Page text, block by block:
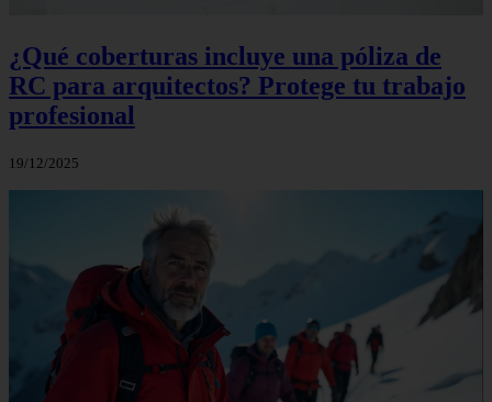
¿Qué coberturas incluye una póliza de
RC para arquitectos? Protege tu trabajo
profesional
19/12/2025